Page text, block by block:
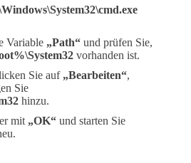
Variable „Path“ und prüfen Sie,
vorhanden ist.
Sie auf „Bearbeiten“,
Sie
hinzu.
mit „OK“ und starten Sie